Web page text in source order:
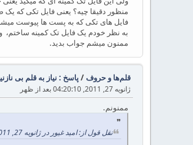
منظور دقیقا چیه؟ یعنی فایل تکی که
فایل های تکی که به پست ها پیوست
به نظر خودم یک فایل تک کمینه ساختم،
ممنون میشم جواب بدید.
قلم‌ها و حروف/ پاسخ : نیاز به قلم بی
ژانویه 27, 2011, 04:20:10 بعد از ظهر
ممنونم.
نقل قول از: امید غیور در ژانویه 27, 2011, 03:54:42 بعد از ظهر